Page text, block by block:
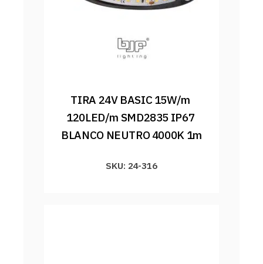
TIRA 24V BASIC 15W/m
120LED/m SMD2835 IP67
BLANCO NEUTRO 4000K 1m
SKU: 24-316